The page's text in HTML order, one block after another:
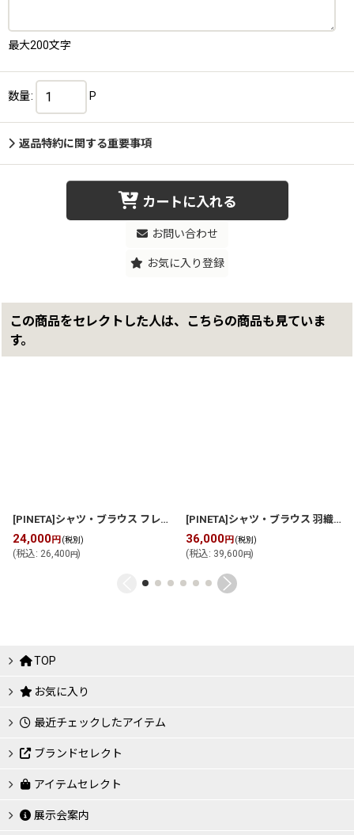
最大200文字
数量: P
返品特約に関する重要事項
カートに入れる
お問い合わせ
お気に入り登録
この商品をセレクトした人は、こちらの商品も見ていま
す。
[PINETA]シャツ・ブラウス フレンチスリーブ ブラウス [P2611B349]
24,000円 (税別)
(税込: 26,400円)
[PINETA]シャツ・ブラウス 羽織型ジャケット風 ブラウス
36,000円 (税別)
(税込: 39,600円)
TOP
お気に入り
最近チェックしたアイテム
ブランドセレクト
アイテムセレクト
展示会案内